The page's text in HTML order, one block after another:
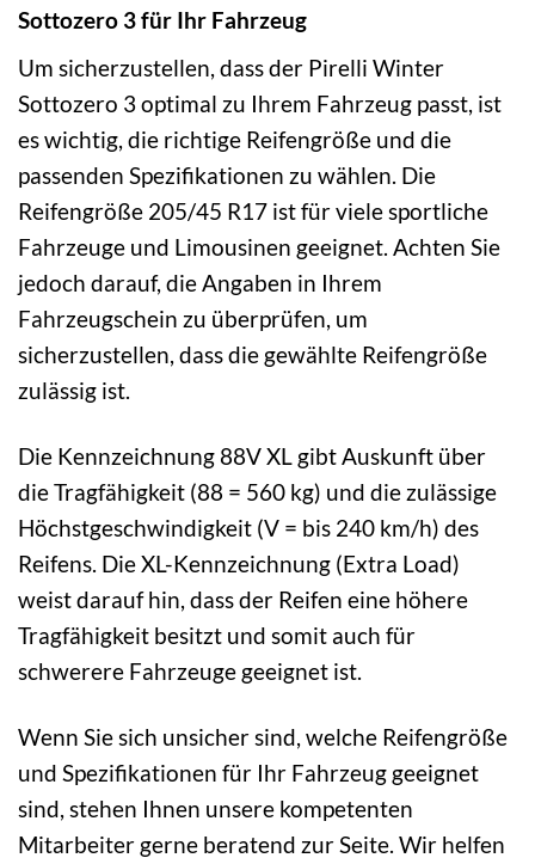
Sottozero 3 für Ihr Fahrzeug
Um sicherzustellen, dass der Pirelli Winter
Sottozero 3 optimal zu Ihrem Fahrzeug passt, ist
es wichtig, die richtige Reifengröße und die
passenden Spezifikationen zu wählen. Die
Reifengröße 205/45 R17 ist für viele sportliche
Fahrzeuge und Limousinen geeignet. Achten Sie
jedoch darauf, die Angaben in Ihrem
Fahrzeugschein zu überprüfen, um
sicherzustellen, dass die gewählte Reifengröße
zulässig ist.
Die Kennzeichnung 88V XL gibt Auskunft über
die Tragfähigkeit (88 = 560 kg) und die zulässige
Höchstgeschwindigkeit (V = bis 240 km/h) des
Reifens. Die XL-Kennzeichnung (Extra Load)
weist darauf hin, dass der Reifen eine höhere
Tragfähigkeit besitzt und somit auch für
schwerere Fahrzeuge geeignet ist.
Wenn Sie sich unsicher sind, welche Reifengröße
und Spezifikationen für Ihr Fahrzeug geeignet
sind, stehen Ihnen unsere kompetenten
Mitarbeiter gerne beratend zur Seite. Wir helfen